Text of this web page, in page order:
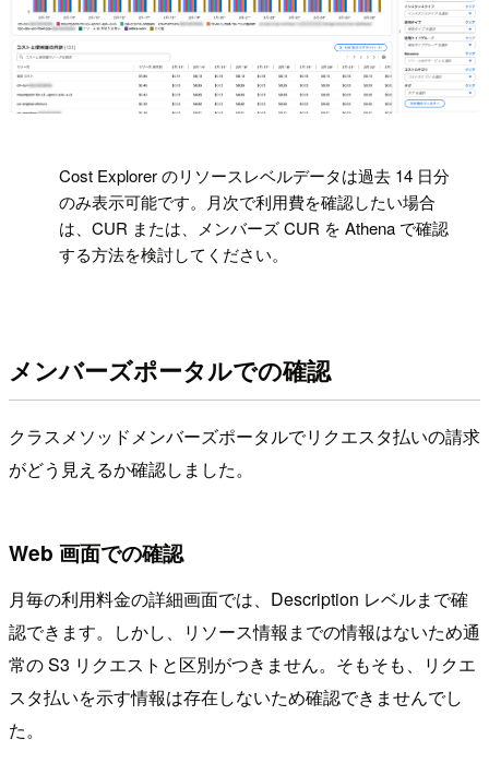
Cost Explorer のリソースレベルデータは過去 14 日分
のみ表示可能です。月次で利用費を確認したい場合
は、CUR または、メンバーズ CUR を Athena で確認
する方法を検討してください。
メンバーズポータルでの確認
クラスメソッドメンバーズポータルでリクエスタ払いの請求
がどう見えるか確認しました。
Web 画面での確認
月毎の利用料金の詳細画面では、Description レベルまで確
認できます。しかし、リソース情報までの情報はないため通
常の S3 リクエストと区別がつきません。そもそも、リクエ
スタ払いを示す情報は存在しないため確認できませんでし
た。